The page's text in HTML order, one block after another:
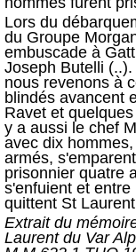
Lors du
du Groupe
embuscade à
Joseph Butelli
nous revenons à
blindés avancent
Ravet et
y a aussi le chef
avec dix
armés,
prisonnier quatre
s'enfuient et
quittent St
Extrait du
Laurent du Var